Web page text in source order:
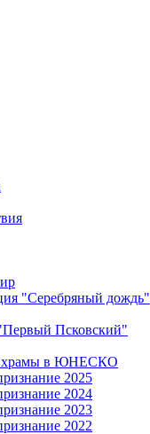
"Серебряный дождь"
Псковский"
храмы в ЮНЕСКО
2025
2024
2023
2022